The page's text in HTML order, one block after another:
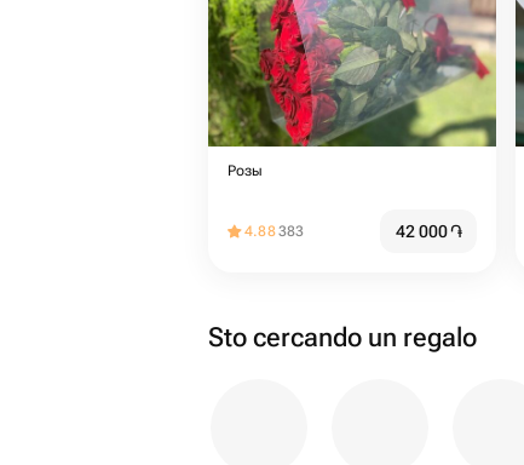
Розы
4.88383 42 000֏
Sto cercando un regalo